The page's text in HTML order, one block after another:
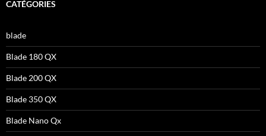
CATÉGORIES
blade
Blade 180 QX
Blade 200 QX
Blade 350 QX
Blade Nano Qx